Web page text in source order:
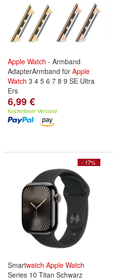
Apple Watch - Armband
AdapterArmband für Apple
Watch 3 4 5 6 7 8 9 SE Ultra
Ers
6,99 €
Kostenloser Versand
- 17%
Smartwatch Apple Watch
Series 10 Titan Schwarz